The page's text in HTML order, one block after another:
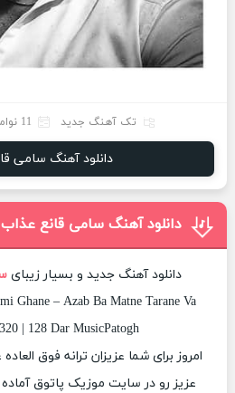
تک آهنگ جدید 11 نوامبر 2025
دانلود آهنگ سامی
دانلود آهنگ سامی قانع عذاب
دانلود آهنگ جدید و بسیار زیبای
Ghane – Azab Ba Matne Tarane Va
| 128 Dar MusicPatogh
امروز برای شما عزیزان ترانه فوق
عزیز رو در سایت موزیک پاتوق